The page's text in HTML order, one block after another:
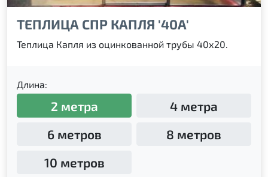
ТЕПЛИЦА СПР КАПЛЯ '40А'
Теплица Капля из оцинкованной трубы 40х20.
Длина:
2 метра
4 метра
6 метров
8 метров
10 метров